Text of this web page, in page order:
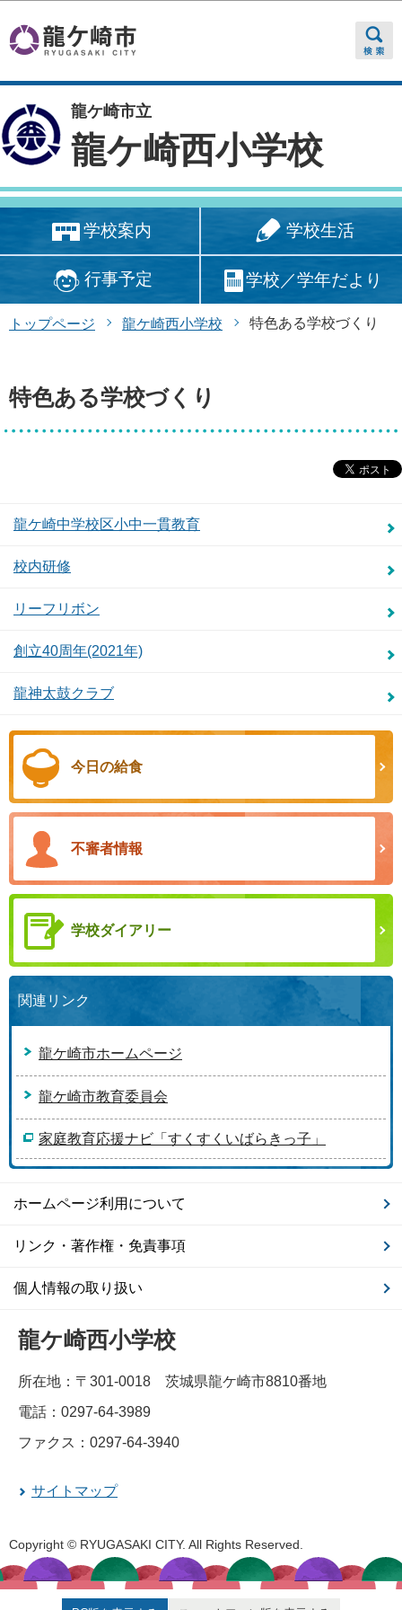
龍ケ崎市立
龍ケ崎西小学校
学校案内 学校生活
行事予定 学校／学年だより
トップページ 龍ケ崎西小学校 特色ある学校づくり
特色ある学校づくり
龍ケ崎中学校区小中一貫教育
校内研修
リーフリボン
創立40周年(2021年)
龍神太鼓クラブ
今日の給食
不審者情報
学校ダイアリー
関連リンク
龍ケ崎市ホームページ
龍ケ崎市教育委員会
家庭教育応援ナビ「すくすくいばらきっ子」
ホームページ利用について
リンク・著作権・免責事項
個人情報の取り扱い
龍ケ崎西小学校
所在地：〒301-0018 茨城県龍ケ崎市8810番地
電話：0297-64-3989
ファクス：0297-64-3940
サイトマップ
Copyright © RYUGASAKI CITY. All Rights Reserved.